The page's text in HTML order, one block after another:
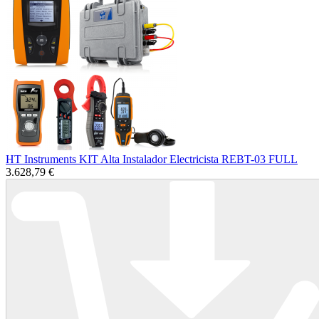
HT Instruments KIT Alta Instalador Electricista REBT-03 FULL
3.628,79 €